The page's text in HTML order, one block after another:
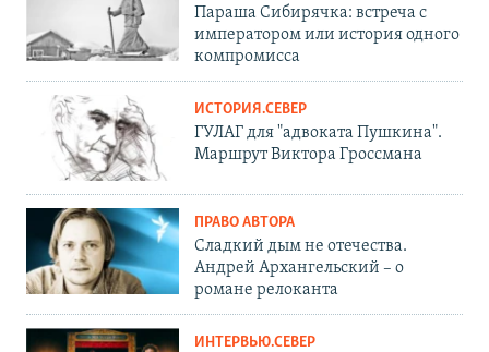
Параша Сибирячка: встреча с
императором или история одного
компромисса
ИСТОРИЯ.СЕВЕР
ГУЛАГ для "адвоката Пушкина".
Маршрут Виктора Гроссмана
ПРАВО АВТОРА
Сладкий дым не отечества.
Андрей Архангельский – о
романе релоканта
ИНТЕРВЬЮ.СЕВЕР